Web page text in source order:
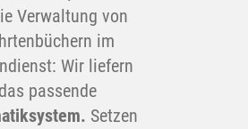
Verwaltung von
im
Wir liefern
das passende
Setzen